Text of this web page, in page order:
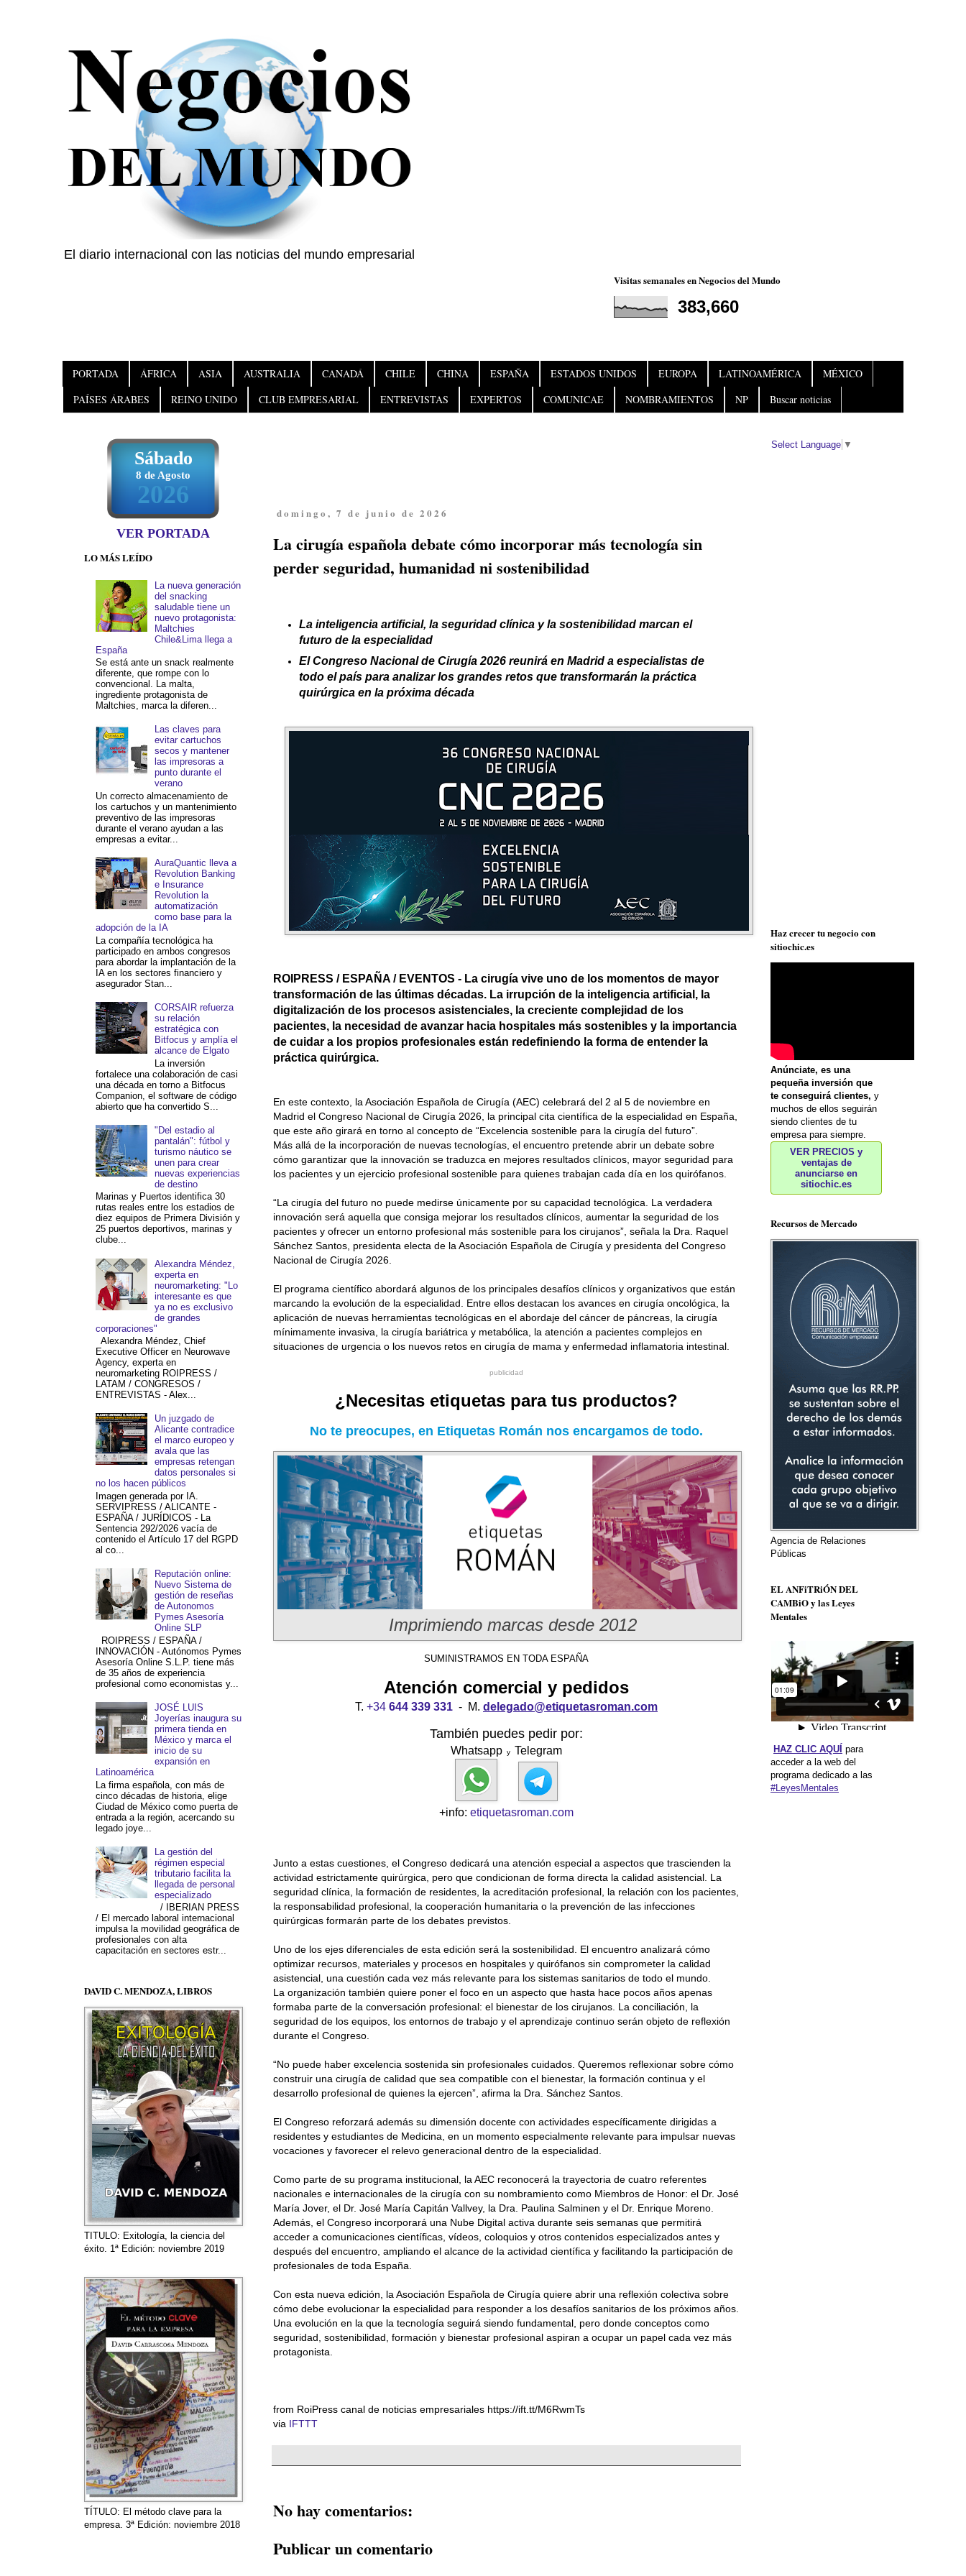
El diario internacional con las noticias del mundo empresarial
Visitas semanales en Negocios del Mundo
383,660
PORTADA ÁFRICA ASIA AUSTRALIA CANADÁ CHILE CHINA ESPAÑA ESTADOS UNIDOS EUROPA LATINOAMÉRICA
MÉXICO
PAÍSES ÁRABES
REINO UNIDO CLUB EMPRESARIAL ENTREVISTAS EXPERTOS COMUNICAE NOMBRAMIENTOS NP Buscar noticias
domingo, 7 de junio de 2026
La cirugía española debate cómo incorporar más tecnología sin
perder seguridad, humanidad ni sostenibilidad
La inteligencia artificial, la seguridad clínica y la sostenibilidad marcan el
futuro de la especialidad
El Congreso Nacional de Cirugía 2026 reunirá en Madrid a especialistas de
todo el país para analizar los grandes retos que transformarán la práctica
quirúrgica en la próxima década
ROIPRESS / ESPAÑA / EVENTOS - La cirugía vive uno de los momentos de mayor
transformación de las últimas décadas. La irrupción de la inteligencia artificial, la
digitalización de los procesos asistenciales, la creciente complejidad de los
pacientes, la necesidad de avanzar hacia hospitales más sostenibles y la importancia
de cuidar a los propios profesionales están redefiniendo la forma de entender la
práctica quirúrgica.
En este contexto, la Asociación Española de Cirugía (AEC) celebrará del 2 al 5 de noviembre en
Madrid el Congreso Nacional de Cirugía 2026, la principal cita científica de la especialidad en España,
que este año girará en torno al concepto de “Excelencia sostenible para la cirugía del futuro”.
Más allá de la incorporación de nuevas tecnologías, el encuentro pretende abrir un debate sobre
cómo garantizar que la innovación se traduzca en mejores resultados clínicos, mayor seguridad para
los pacientes y un ejercicio profesional sostenible para quienes trabajan cada día en los quirófanos.
“La cirugía del futuro no puede medirse únicamente por su capacidad tecnológica. La verdadera
innovación será aquella que consiga mejorar los resultados clínicos, aumentar la seguridad de los
pacientes y ofrecer un entorno profesional más sostenible para los cirujanos”, señala la Dra. Raquel
Sánchez Santos, presidenta electa de la Asociación Española de Cirugía y presidenta del Congreso
Nacional de Cirugía 2026.
El programa científico abordará algunos de los principales desafíos clínicos y organizativos que están
marcando la evolución de la especialidad. Entre ellos destacan los avances en cirugía oncológica, la
aplicación de nuevas herramientas tecnológicas en el abordaje del cáncer de páncreas, la cirugía
mínimamente invasiva, la cirugía bariátrica y metabólica, la atención a pacientes complejos en
situaciones de urgencia o los nuevos retos en cirugía de mama y enfermedad inflamatoria intestinal.
publicidad
¿Necesitas etiquetas para tus productos?
No te preocupes, en Etiquetas Román nos encargamos de todo.
Imprimiendo marcas desde 2012
SUMINISTRAMOS EN TODA ESPAÑA
Atención comercial y pedidos
T. +34 644 339 331 - M. delegado@etiquetasroman.com
También puedes pedir por:
Whatsapp y Telegram
+info: etiquetasroman.com
Junto a estas cuestiones, el Congreso dedicará una atención especial a aspectos que trascienden la
actividad estrictamente quirúrgica, pero que condicionan de forma directa la calidad asistencial. La
seguridad clínica, la formación de residentes, la acreditación profesional, la relación con los pacientes,
la responsabilidad profesional, la cooperación humanitaria o la prevención de las infecciones
quirúrgicas formarán parte de los debates previstos.
Uno de los ejes diferenciales de esta edición será la sostenibilidad. El encuentro analizará cómo
optimizar recursos, materiales y procesos en hospitales y quirófanos sin comprometer la calidad
asistencial, una cuestión cada vez más relevante para los sistemas sanitarios de todo el mundo.
La organización también quiere poner el foco en un aspecto que hasta hace pocos años apenas
formaba parte de la conversación profesional: el bienestar de los cirujanos. La conciliación, la
seguridad de los equipos, los entornos de trabajo y el aprendizaje continuo serán objeto de reflexión
durante el Congreso.
“No puede haber excelencia sostenida sin profesionales cuidados. Queremos reflexionar sobre cómo
construir una cirugía de calidad que sea compatible con el bienestar, la formación continua y el
desarrollo profesional de quienes la ejercen”, afirma la Dra. Sánchez Santos.
El Congreso reforzará además su dimensión docente con actividades específicamente dirigidas a
residentes y estudiantes de Medicina, en un momento especialmente relevante para impulsar nuevas
vocaciones y favorecer el relevo generacional dentro de la especialidad.
Como parte de su programa institucional, la AEC reconocerá la trayectoria de cuatro referentes
nacionales e internacionales de la cirugía con su nombramiento como Miembros de Honor: el Dr. José
María Jover, el Dr. José María Capitán Vallvey, la Dra. Paulina Salminen y el Dr. Enrique Moreno.
Además, el Congreso incorporará una Nube Digital activa durante seis semanas que permitirá
acceder a comunicaciones científicas, vídeos, coloquios y otros contenidos especializados antes y
después del encuentro, ampliando el alcance de la actividad científica y facilitando la participación de
profesionales de toda España.
Con esta nueva edición, la Asociación Española de Cirugía quiere abrir una reflexión colectiva sobre
cómo debe evolucionar la especialidad para responder a los desafíos sanitarios de los próximos años.
Una evolución en la que la tecnología seguirá siendo fundamental, pero donde conceptos como
seguridad, sostenibilidad, formación y bienestar profesional aspiran a ocupar un papel cada vez más
protagonista.
from RoiPress canal de noticias empresariales https://ift.tt/M6RwmTs
via IFTTT
No hay comentarios:
Publicar un comentario
Sábado
8 de Agosto
2026
VER PORTADA
LO MÁS LEÍDO
La nueva generación
del snacking
saludable tiene un
nuevo protagonista:
Maltchies
Chile&Lima llega a
España
Se está ante un snack realmente
diferente, que rompe con lo
convencional. La malta,
ingrediente protagonista de
Maltchies, marca la diferen...
Las claves para
evitar cartuchos
secos y mantener
las impresoras a
punto durante el
verano
Un correcto almacenamiento de
los cartuchos y un mantenimiento
preventivo de las impresoras
durante el verano ayudan a las
empresas a evitar...
AuraQuantic lleva a
Revolution Banking
e Insurance
Revolution la
automatización
como base para la
adopción de la IA
La compañía tecnológica ha
participado en ambos congresos
para abordar la implantación de la
IA en los sectores financiero y
asegurador Stan...
CORSAIR refuerza
su relación
estratégica con
Bitfocus y amplía el
alcance de Elgato
La inversión
fortalece una colaboración de casi
una década en torno a Bitfocus
Companion, el software de código
abierto que ha convertido S...
"Del estadio al
pantalán": fútbol y
turismo náutico se
unen para crear
nuevas experiencias
de destino
Marinas y Puertos identifica 30
rutas reales entre los estadios de
diez equipos de Primera División y
25 puertos deportivos, marinas y
clube...
Alexandra Méndez,
experta en
neuromarketing: "Lo
interesante es que
ya no es exclusivo
de grandes
corporaciones"
Alexandra Méndez, Chief
Executive Officer en Neurowave
Agency, experta en
neuromarketing ROIPRESS /
LATAM / CONGRESOS /
ENTREVISTAS - Alex...
Un juzgado de
Alicante contradice
el marco europeo y
avala que las
empresas retengan
datos personales si
no los hacen públicos
Imagen generada por IA.
SERVIPRESS / ALICANTE -
ESPAÑA / JURÍDICOS - La
Sentencia 292/2026 vacía de
contenido el Artículo 17 del RGPD
al co...
Reputación online:
Nuevo Sistema de
gestión de reseñas
de Autonomos
Pymes Asesoría
Online SLP
ROIPRESS / ESPAÑA /
INNOVACIÓN - Autónomos Pymes
Asesoría Online S.L.P. tiene más
de 35 años de experiencia
profesional como economistas y...
JOSÉ LUIS
Joyerías inaugura su
primera tienda en
México y marca el
inicio de su
expansión en
Latinoamérica
La firma española, con más de
cinco décadas de historia, elige
Ciudad de México como puerta de
entrada a la región, acercando su
legado joye...
La gestión del
régimen especial
tributario facilita la
llegada de personal
especializado
/ IBERIAN PRESS
/ El mercado laboral internacional
impulsa la movilidad geográfica de
profesionales con alta
capacitación en sectores estr...
DAVID C. MENDOZA, LIBROS
TITULO: Exitología, la ciencia del
éxito. 1ª Edición: noviembre 2019
TÍTULO: El método clave para la
empresa. 3ª Edición: noviembre 2018
Select Language ▼
Haz crecer tu negocio con
sitiochic.es
Anúnciate, es una
pequeña inversión que
te conseguirá clientes, y
muchos de ellos seguirán
siendo clientes de tu
empresa para siempre.
VER PRECIOS y
ventajas de
anunciarse en
sitiochic.es
Recursos de Mercado
Agencia de Relaciones
Públicas
EL ANFiTRiÓN DEL
CAMBiO y las Leyes
Mentales
HAZ CLIC AQUÍ para
acceder a la web del
programa dedicado a las
#LeyesMentales